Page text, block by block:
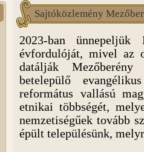
Sajtóközlemény
2023-ban ünnepeljük
évfordulóját, mivel az
datálják
betelepülő
református vallású
etnikai többségét,
nemzetiségűek tovább
épült településünk,